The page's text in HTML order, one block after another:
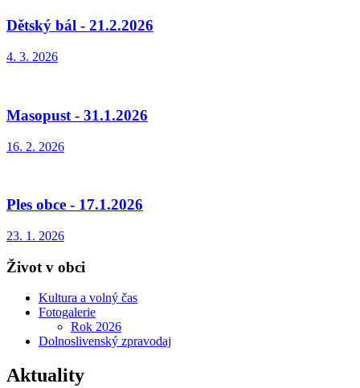
Dětský bál - 21.2.2026
4. 3. 2026
Masopust - 31.1.2026
16. 2. 2026
Ples obce - 17.1.2026
23. 1. 2026
Život v obci
Kultura a volný čas
Fotogalerie
Rok 2026
Dolnoslivenský zpravodaj
Aktuality